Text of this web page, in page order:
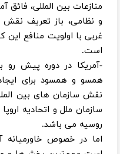
منازعات بین المللی،
و نظامی، باز تعریف نقش
غربی با اولویت منافع این
است.
-آمریکا در دوره پیش رو
همسو و همسود برای
نقش سازمان های بین
سازمان ملل و اتحادیه
روسیه می باشد.
اما در خصوص خاورمیانه